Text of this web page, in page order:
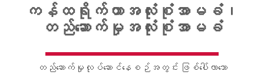
ကန်ထရိုက်တာအလုံးစုံအာမခံ၊
တည်ဆောက်မှုအလုံးစုံအာမခံ
တည်ဆောက်မှုလုပ်ဆောင်နေစဉ်အတွင်း ဖြစ်ပေါ်လာသော